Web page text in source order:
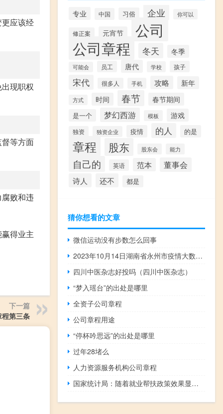
应该经
现职权
等方面
败和违
得业主
下一篇
第三条
专业 中国 习俗 企业 你可以
修正案 元宵节 公司
公司章程 冬天 冬季
可能会 员工 唐代 学校 孩子
宋代 很多人 手机 攻略 新年
方式 时间 春节 春节期间
是一个 梦幻西游 模板 游戏
独资 独资企业 疫情 的人 的是
章程 股东 股东会 能力
自己的 英语 范本 董事会
诗人 还不 都是
猜你想看的文章
微信运动没有步数怎么回事
2023年10月14日湖南省永州市疫情大数据-今日/今天疫情全网搜索最新实时消息动态情况通知播报
四川中医杂志好投吗（四川中医杂志）
“梦入瑶台”的出处是哪里
全资子公司章程
公司章程用途
“停杯吟思远”的出处是哪里
过年28堵么
人力资源服务机构公司章程
国家统计局：随着就业帮扶政策效果显现 大学毕业生就业状况将继续改善